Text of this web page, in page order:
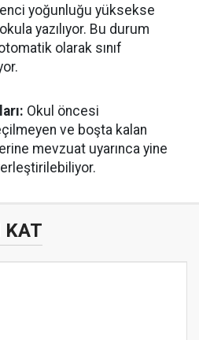
yoğunluğu yüksekse
yazılıyor. Bu durum
olarak sınıf
Okul öncesi
ve boşta kalan
mevzuat uyarınca yine
KAT